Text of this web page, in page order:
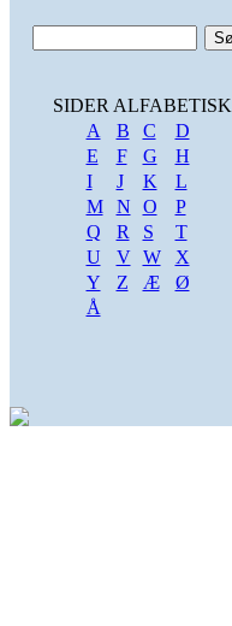
SIDER ALFABETISK
A
B C
D
E
F G
H
I
J K
L
M
N O
P
Q
R S
T
U
V W
X
Y
Z Æ
Ø
Å